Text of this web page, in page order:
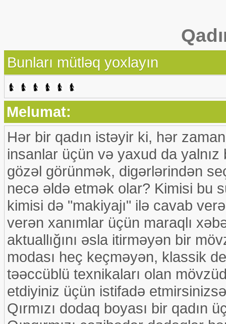
Bunları mütləq yoxlayın
Melumat:
Hər bir qadın istəyir ki, hər
insanlar üçün və yaxud da
gözəl görünmək, digərlərindən
necə əldə etmək olar? Kimisi bu
kimisi də "makiyajı" ilə cavab
verən xanımlar üçün maraqlı
aktuallığını əsla itirməyən bir
modası heç keçməyən, klassik
təəccüblü texnikaları olan
etdiyiniz üçün istifadə etmirsinizsə
Qırmızı dodaq boyası bir